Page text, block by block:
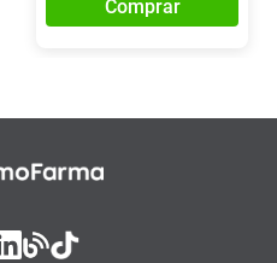
Comprar